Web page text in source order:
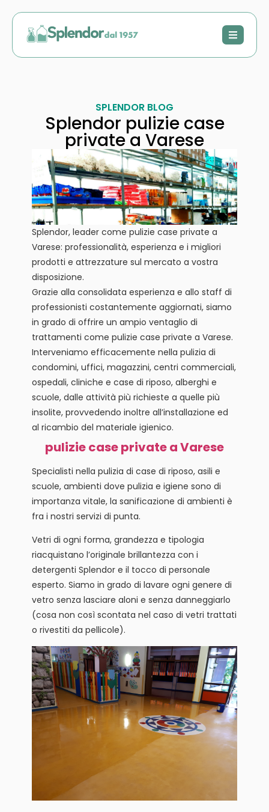
SPLENDOR BLOG
Splendor pulizie case
private a Varese
Splendor, leader come pulizie case private a
Varese: professionalità, esperienza e i migliori
prodotti e attrezzature sul mercato a vostra
disposizione.
Grazie alla consolidata esperienza e allo staff di
professionisti costantemente aggiornati, siamo
in grado di offrire un ampio ventaglio di
trattamenti come pulizie case private a Varese.
Interveniamo efficacemente nella pulizia di
condomini, uffici, magazzini, centri commerciali,
ospedali, cliniche e case di riposo, alberghi e
scuole, dalle attività più richieste a quelle più
insolite, provvedendo inoltre all’installazione ed
al ricambio del materiale igienico.
pulizie case private a Varese
Specialisti nella pulizia di case di riposo, asili e
scuole, ambienti dove pulizia e igiene sono di
importanza vitale, la sanificazione di ambienti è
fra i nostri servizi di punta.
Vetri di ogni forma, grandezza e tipologia
riacquistano l’originale brillantezza con i
detergenti Splendor e il tocco di personale
esperto. Siamo in grado di lavare ogni genere di
vetro senza lasciare aloni e senza danneggiarlo
(cosa non così scontata nel caso di vetri trattati
o rivestiti da pellicole).